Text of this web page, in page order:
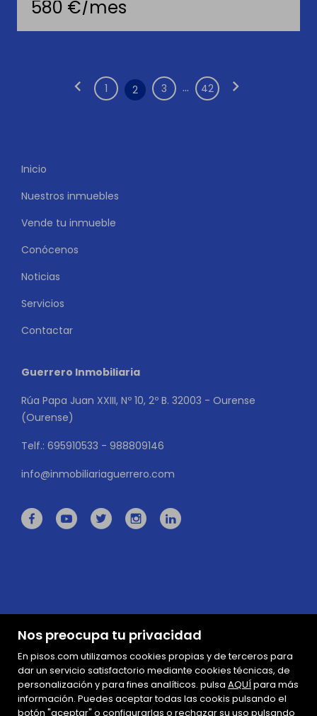
Nos preocupa tu privacidad
En pisos.com utilizamos cookies propias y de terceros para
dar un servicio satisfactorio mediante cookies técnicas, de
personalización y para fines analíticos. pulsa AQUÍpara más
información. Puedes aceptar todas las cookis pulsando el
botón "aceptar" o configurarlas o rechazar su uso pulsando
580 €/mes
chevron_left 1 2 3 ... 42 chevron_right
Inicio
Nuestros inmuebles
Vende tu inmueble
Conócenos
Noticias
Servicios
Contactar
Guerrero Inmobiliaria
Rúa Papa Juan XXIII, Nº 10, 2º B. 32003 - Ourense
(Ourense)
Telf.: 695910533 - 988809146
info@inmobiliariaguerrero.com
Mapa Web